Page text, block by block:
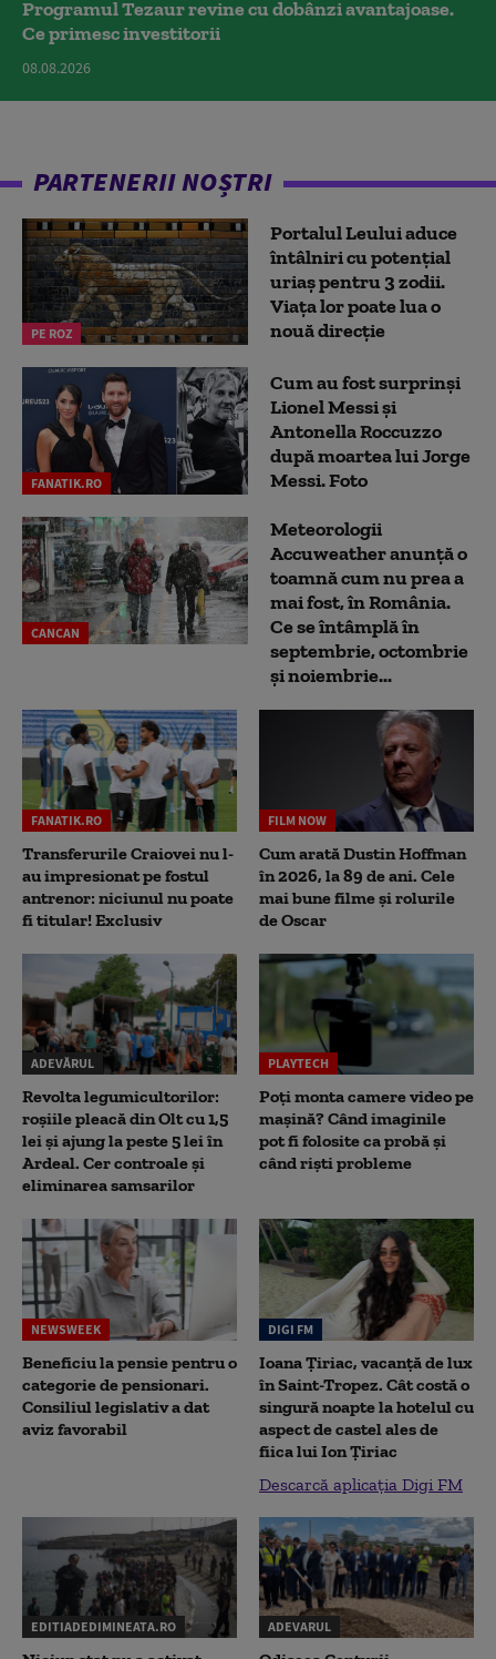
Programul Tezaur revine cu dobânzi avantajoase.
Ce primesc investitorii
08.08.2026
PARTENERII NOȘTRI
PE ROZ
Portalul Leului aduce
întâlniri cu potențial
uriaș pentru 3 zodii.
Viața lor poate lua o
nouă direcție
FANATIK.RO
Cum au fost surprinși
Lionel Messi și
Antonella Roccuzzo
după moartea lui Jorge
Messi. Foto
CANCAN
Meteorologii
Accuweather anunță o
toamnă cum nu prea a
mai fost, în România.
Ce se întâmplă în
septembrie, octombrie
și noiembrie...
FANATIK.RO
Transferurile Craiovei nu l-
au impresionat pe fostul
antrenor: niciunul nu poate
fi titular! Exclusiv
FILM NOW
Cum arată Dustin Hoffman
în 2026, la 89 de ani. Cele
mai bune filme și rolurile
de Oscar
ADEVĂRUL
Revolta legumicultorilor:
roșiile pleacă din Olt cu 1,5
lei și ajung la peste 5 lei în
Ardeal. Cer controale și
eliminarea samsarilor
PLAYTECH
Poți monta camere video pe
mașină? Când imaginile
pot fi folosite ca probă și
când riști probleme
NEWSWEEK
Beneficiu la pensie pentru o
categorie de pensionari.
Consiliul legislativ a dat
aviz favorabil
DIGI FM
Ioana Țiriac, vacanță de lux
în Saint-Tropez. Cât costă o
singură noapte la hotelul cu
aspect de castel ales de
fiica lui Ion Țiriac
Descarcă aplicația Digi FM
EDITIADEDIMINEATA.RO ADEVARUL